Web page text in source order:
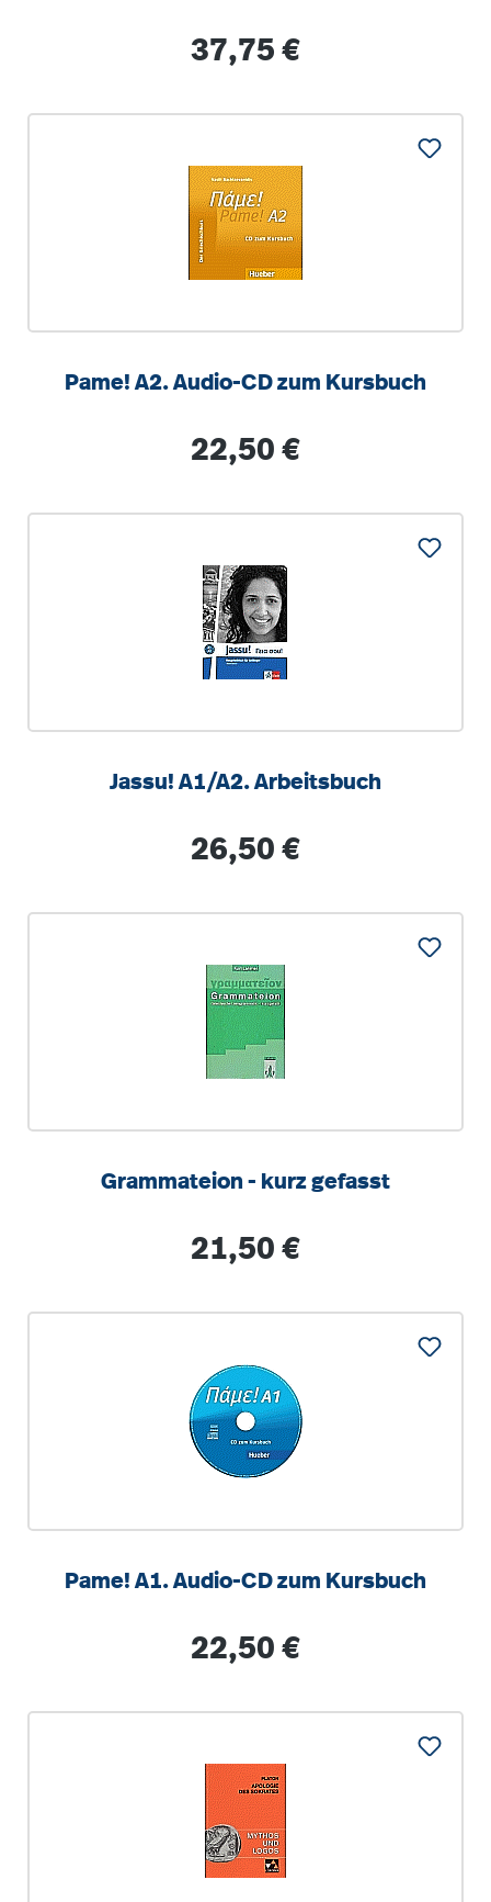
Regulärer Preis:
37,75 €
Pame! A2. Audio-CD zum Kursbuch
Regulärer Preis:
22,50 €
Jassu! A1/A2. Arbeitsbuch
Regulärer Preis:
26,50 €
Grammateion - kurz gefasst
Regulärer Preis:
21,50 €
Pame! A1. Audio-CD zum Kursbuch
Regulärer Preis:
22,50 €